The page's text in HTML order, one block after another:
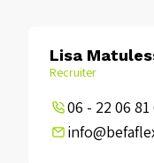
Lisa
Recruiter
06 - 22 06 81